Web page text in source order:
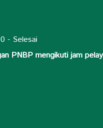
- Selesai
PNBP mengikuti jam